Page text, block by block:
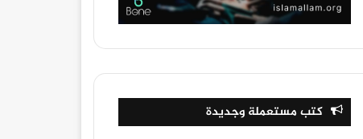
كتب مستعملة وجديدة